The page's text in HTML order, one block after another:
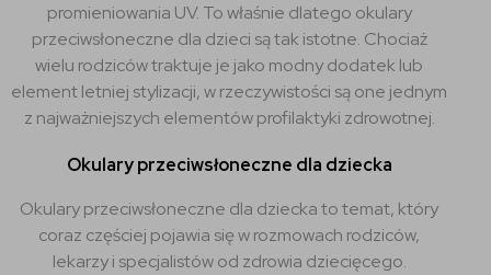
promieniowania UV. To właśnie dlatego okulary
przeciwsłoneczne dla dzieci są tak istotne. Chociaż
wielu rodziców traktuje je jako modny dodatek lub
element letniej stylizacji, w rzeczywistości są one jednym
z najważniejszych elementów profilaktyki zdrowotnej.
Okulary przeciwsłoneczne dla dziecka
Okulary przeciwsłoneczne dla dziecka to temat, który
coraz częściej pojawia się w rozmowach rodziców,
lekarzy i specjalistów od zdrowia dziecięcego.